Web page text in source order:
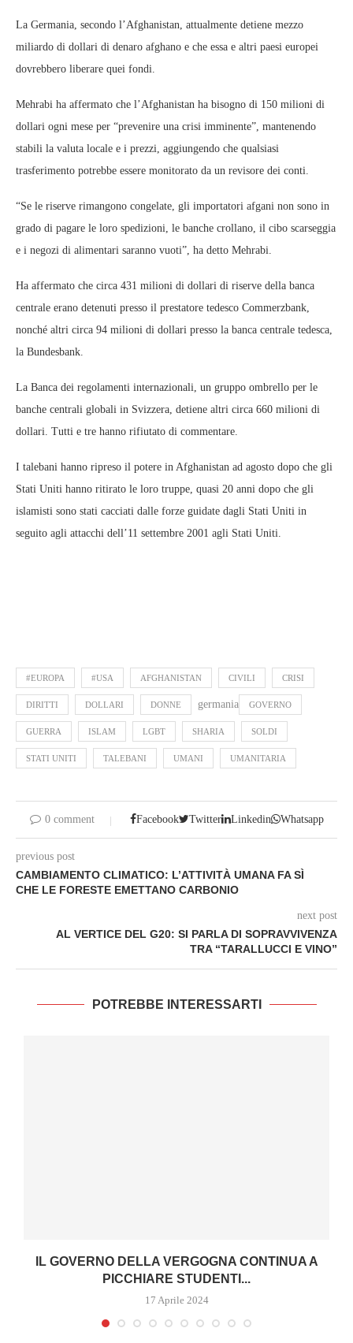
La Germania, secondo l’Afghanistan, attualmente detiene mezzo
miliardo di dollari di denaro afghano e che essa e altri paesi europei
dovrebbero liberare quei fondi.
Mehrabi ha affermato che l’Afghanistan ha bisogno di 150 milioni di
dollari ogni mese per “prevenire una crisi imminente”, mantenendo
stabili la valuta locale e i prezzi, aggiungendo che qualsiasi
trasferimento potrebbe essere monitorato da un revisore dei conti.
“Se le riserve rimangono congelate, gli importatori afgani non sono in
grado di pagare le loro spedizioni, le banche crollano, il cibo scarseggia
e i negozi di alimentari saranno vuoti”, ha detto Mehrabi.
Ha affermato che circa 431 milioni di dollari di riserve della banca
centrale erano detenuti presso il prestatore tedesco Commerzbank,
nonché altri circa 94 milioni di dollari presso la banca centrale tedesca,
la Bundesbank.
La Banca dei regolamenti internazionali, un gruppo ombrello per le
banche centrali globali in Svizzera, detiene altri circa 660 milioni di
dollari. Tutti e tre hanno rifiutato di commentare.
I talebani hanno ripreso il potere in Afghanistan ad agosto dopo che gli
Stati Uniti hanno ritirato le loro truppe, quasi 20 anni dopo che gli
islamisti sono stati cacciati dalle forze guidate dagli Stati Uniti in
seguito agli attacchi dell’11 settembre 2001 agli Stati Uniti.
#EUROPA #USA AFGHANISTAN CIVILI CRISI
DIRITTI DOLLARI DONNE germania GOVERNO
GUERRA ISLAM LGBT SHARIA SOLDI
STATI UNITI TALEBANI UMANI UMANITARIA
0 comment Facebook Twitter Linkedin Whatsapp
previous post
CAMBIAMENTO CLIMATICO: L’ATTIVITÀ UMANA FA SÌ
CHE LE FORESTE EMETTANO CARBONIO
next post
AL VERTICE DEL G20: SI PARLA DI SOPRAVVIVENZA
TRA “TARALLUCCI E VINO”
POTREBBE INTERESSARTI
IL GOVERNO DELLA VERGOGNA CONTINUA A
PICCHIARE STUDENTI...
17 Aprile 2024